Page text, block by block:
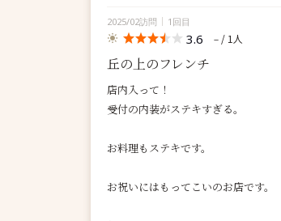
2025/02訪問 1回目
3.6 － / 1人
丘の上のフレンチ
店内入って！
受付の内装がステキすぎる。
お料理もステキです。
お祝いにはもってこいのお店です。